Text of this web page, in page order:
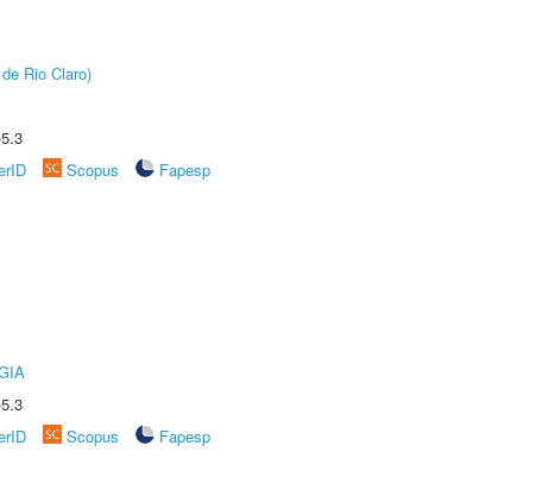
Rio Claro)
Scopus
Fapesp
Scopus
Fapesp